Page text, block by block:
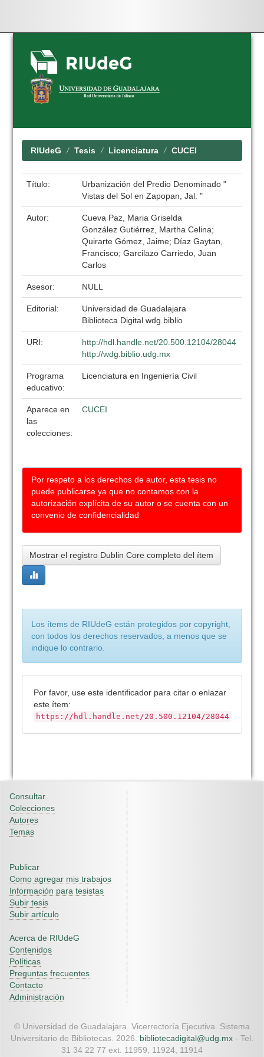
Skip
navigation
RIUdeG Tesis Licenciatura CUCEI
Título:
Urbanización del Predio Denominado "
Vistas del Sol en Zapopan, Jal. "
Autor:
Cueva Paz, Maria Griselda
González Gutiérrez, Martha Celina;
Quirarte Gómez, Jaime; Díaz Gaytan,
Francisco; Garcilazo Carriedo, Juan
Carlos
Asesor: NULL
Editorial:
Universidad de Guadalajara
Biblioteca Digital wdg.biblio
URI:
http://hdl.handle.net/20.500.12104/28044
http://wdg.biblio.udg.mx
Programa
educativo:
Licenciatura en Ingeniería Civil
Aparece en
las
colecciones:
CUCEI
Por respeto a los derechos de autor, esta tesis no
puede publicarse ya que no contamos con la
autorización explícita de su autor o se cuenta con un
convenio de confidencialidad
Mostrar el registro Dublin Core completo del ítem
Los ítems de RIUdeG están protegidos por copyright,
con todos los derechos reservados, a menos que se
indique lo contrario.
Por favor, use este identificador para citar o enlazar
este ítem:
https://hdl.handle.net/20.500.12104/28044
Consultar
Colecciones
Autores
Temas
Publicar
Como agregar mis trabajos
Información para tesistas
Subir tesis
Subir artículo
Acerca de RIUdeG
Contenidos
Políticas
Preguntas frecuentes
Contacto
Administración
© Universidad de Guadalajara. Vicerrectoría Ejecutiva. Sistema
Universitario de Bibliotecas. 2026. bibliotecadigital@udg.mx - Tel.
31 34 22 77 ext. 11959, 11924, 11914